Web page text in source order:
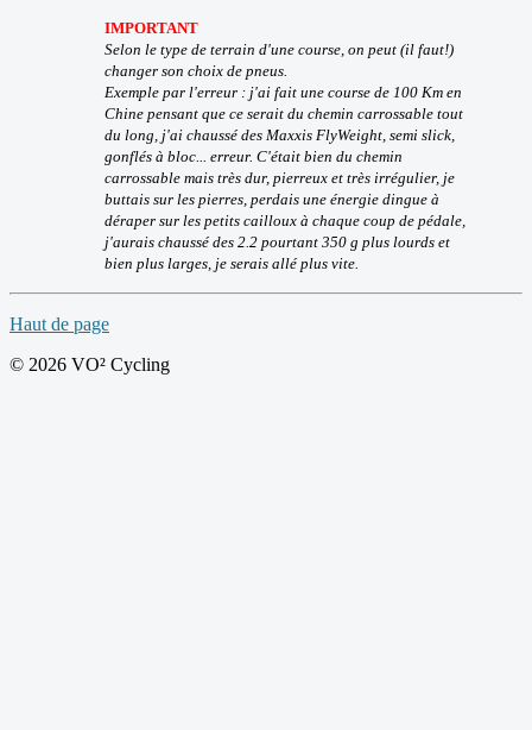
IMPORTANT
Selon le type de terrain d'une course, on peut (il faut!)
changer son choix de pneus.
Exemple par l'erreur : j'ai fait une course de 100 Km en
Chine pensant que ce serait du chemin carrossable tout
du long, j'ai chaussé des Maxxis FlyWeight, semi slick,
gonflés à bloc... erreur. C'était bien du chemin
carrossable mais très dur, pierreux et très irrégulier, je
buttais sur les pierres, perdais une énergie dingue à
déraper sur les petits cailloux à chaque coup de pédale,
j'aurais chaussé des 2.2 pourtant 350 g plus lourds et
bien plus larges, je serais allé plus vite.
Haut de page
© 2026 VO² Cycling